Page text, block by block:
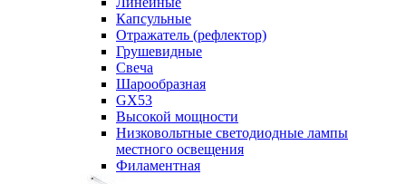
Капсульные
Отражатель (рефлектор)
Грушевидные
Свеча
Шарообразная
GX53
Высокой мощности
Низковольтные светодиодные лампы
местного освещения
Филаментная